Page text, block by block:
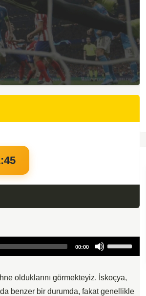
00:00
keys
to
olduklarını görmekteyiz. İskoçya,
da benzer bir durumda, fakat genellikle